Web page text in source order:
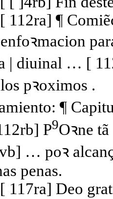
112ra] ¶
| diuinal … [
pꝛoximos .
¶
P9Oꝛne tã
… poꝛ
penas.
117ra] Deo